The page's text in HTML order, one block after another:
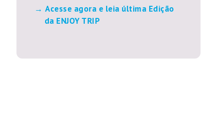
Acesse agora e leia última Edição
da ENJOY TRIP